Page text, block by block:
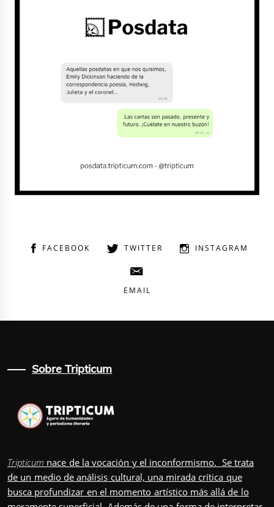
FACEBOOK TWITTER INSTAGRAM
EMAIL
Sobre Tripticum
Tripticum nace de la vocación y el inconformismo. Se trata
de un medio de análisis cultural, una mirada crítica que
busca profundizar en el momento artístico más allá de lo